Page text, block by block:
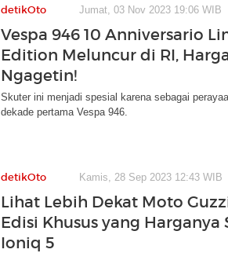
detikOto Jumat, 03 Nov 2023 19:06 WIB
Vespa 946 10 Anniversario
Edition Meluncur di RI,
Ngagetin!
Skuter ini menjadi spesial karena sebagai
dekade pertama Vespa 946.
detikOto Kamis, 28 Sep 2023 12:43 WIB
Lihat Lebih Dekat Moto
Edisi Khusus yang Harganya
Ioniq 5